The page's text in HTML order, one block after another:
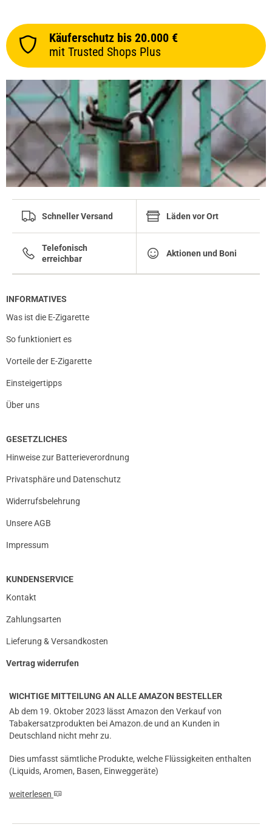
Käuferschutz bis 20.000 €
mit Trusted Shops Plus
Schneller Versand Läden vor Ort
Telefonisch
erreichbar
Aktionen und Boni
INFORMATIVES
Was ist die E-Zigarette
So funktioniert es
Vorteile der E-Zigarette
Einsteigertipps
Über uns
GESETZLICHES
Hinweise zur Batterieverordnung
Privatsphäre und Datenschutz
Widerrufsbelehrung
Unsere AGB
Impressum
KUNDENSERVICE
Kontakt
Zahlungsarten
Lieferung & Versandkosten
Vertrag widerrufen
WICHTIGE MITTEILUNG AN ALLE AMAZON BESTELLER
Ab dem 19. Oktober 2023 lässt Amazon den Verkauf von
Tabakersatzprodukten bei Amazon.de und an Kunden in
Deutschland nicht mehr zu.
Dies umfasst sämtliche Produkte, welche Flüssigkeiten enthalten
(Liquids, Aromen, Basen, Einweggeräte)
weiterlesen